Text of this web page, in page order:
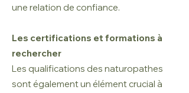
une relation de confiance.
Les certifications et formations à
rechercher
Les qualifications des naturopathes
sont également un élément crucial à